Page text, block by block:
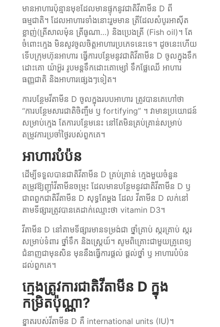
មានអាហារប៉ុន្មានមុខដែលមានផ្ទុកនូវជាតិវីតាមីន D ពី
ធម្មជាតិ។ ដែលអាហារទាំងនោះរួមមាន ត្រីដែលសំបូរអាស៊ីត
ខ្លាញ់(ត្រីសាលម៉ុន ត្រីធូណា…) និងប្រេងត្រី (Fish oil)។ តែ
ចំពោះក្មេង មិនសូវចូលចិត្តអាហារប្រភេទនេះទេ។ ដូចនេះហើយ
ទើបក្រុមហ៊ុនអាហារ ធ្វើការបន្ថែមនូវជាតិវីតាមីន D ចូលក្នុងទឹក
ដោះគោ យ៉ាអ៊ួរ រូបមន្តទឹកដោះគោម្សៅ ទឹកផ្លែឈើ អាហារ
ធញ្ញជាតិ និងអាហារផ្សេងៗទៀត។
ការបន្ថែមវីតាមីន D ចូលក្នុងរបបអាហារ ត្រូវបានគេហៅថា
“ការបន្ថែមសារជាតិចិញ្ចឹម ឫ fortifying” ។ វាមានប្រយោជន៍
សម្រាប់ក្មេង តែការបន្ថែមនេះ នៅតែមិនគ្រប់គ្រាន់សម្រាប់
តម្រូវការប្រចាំថ្ងៃរបស់ពួកគេ។
អាហារបំប៉ន
ដើម្បីទទួលបានជាតិវីតាមីន D គ្រប់គ្រាន់ ក្មេងមួយចំនួន
តម្រូវឱ្យញ៉ាំវីតាមីនចម្រុះ ដែលមានបន្ថែមនូវជាតិវីតាមីន D ឫ
ជាពពួកជាតិវីតាមីន D សុទ្ធតែម្ដង ដែល វីតាមីន D លក់នៅ
តាមទីផ្សារត្រូវបានគេដាក់ឈ្មោះថា vitamin D3។
វីតាមីន D នៅតាមទីផ្សារមានទម្រង់ជា ថ្នាំគ្រាប់ ស្ករគ្រាប់ ស្ករ
សម្រាប់ទំពារ ថ្នាំទឹក និងស្រ្តេយ៍។ សូមពិគ្រោះជាមួយគ្រូពេទ្យ
ជំនាញជាមុនសិន មុននឹងធ្វើការផ្ដល់ ផ្ដល់ថ្នាំ ឫ អាហារបំប៉ន
ដល់ពួកគេ។
ក្មេងត្រូវការជាតិវីតាមីន D ក្នុង
កម្រិតប៉ុណ្ណា?
ខ្នាតរបស់វីតាមីន D គឺ international units (IU)។